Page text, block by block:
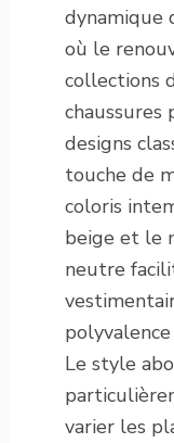
dynamique
où le
collections
chaussures
designs
touche de
coloris
beige et le
neutre
Le style
varier les